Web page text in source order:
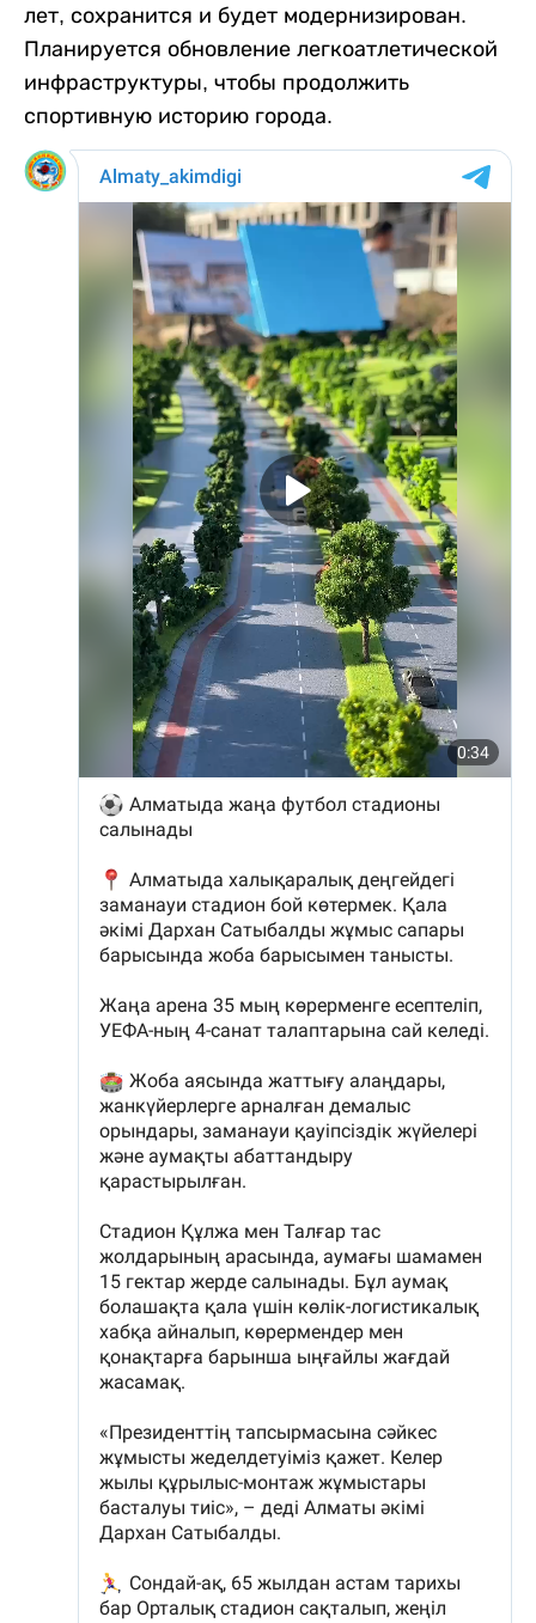
лет, сохранится и будет модернизирован.
Планируется обновление легкоатлетической
инфраструктуры, чтобы продолжить
спортивную историю города.